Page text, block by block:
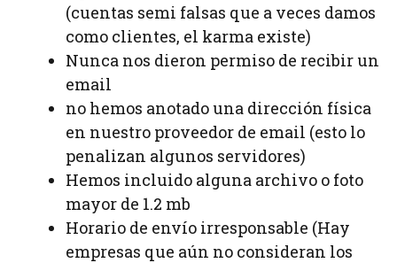
(cuentas semi falsas que a veces damos
como clientes, el karma existe)
Nunca nos dieron permiso de recibir un
email
no hemos anotado una dirección física
en nuestro proveedor de email (esto lo
penalizan algunos servidores)
Hemos incluido alguna archivo o foto
mayor de 1.2 mb
Horario de envío irresponsable (Hay
empresas que aún no consideran los